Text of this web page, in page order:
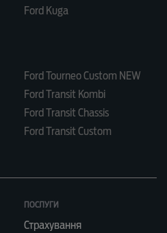
Ford Kuga
Ford Tourneo Custom NEW
Ford Transit Kombi
Ford Transit Chassis
Ford Transit Custom
ПОСЛУГИ
Страхування